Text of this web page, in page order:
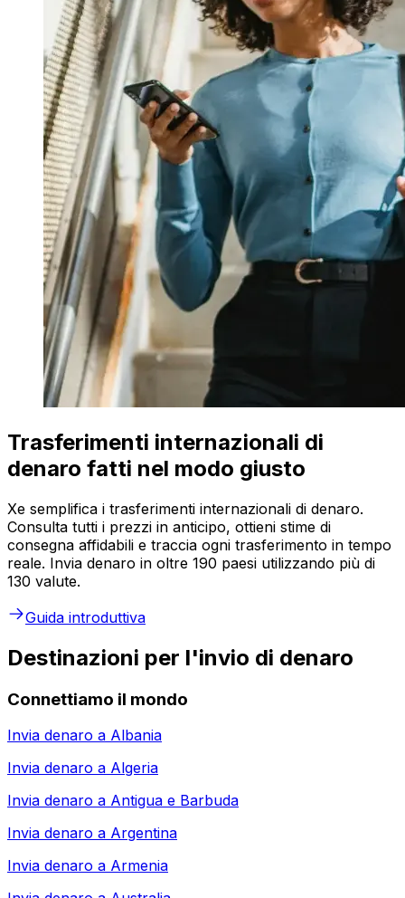
Trasferimenti internazionali di
denaro fatti nel modo giusto
Xe semplifica i trasferimenti internazionali di denaro.
Consulta tutti i prezzi in anticipo, ottieni stime di
consegna affidabili e traccia ogni trasferimento in tempo
reale. Invia denaro in oltre 190 paesi utilizzando più di
130 valute.
Guida introduttiva
Destinazioni per l'invio di denaro
Connettiamo il mondo
Invia denaro a Albania
Invia denaro a Algeria
Invia denaro a Antigua e Barbuda
Invia denaro a Argentina
Invia denaro a Armenia